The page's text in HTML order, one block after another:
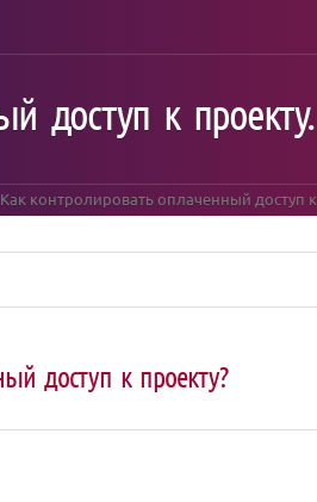
доступ к проекту.
контролировать оплаченный доступ
доступ к проекту?